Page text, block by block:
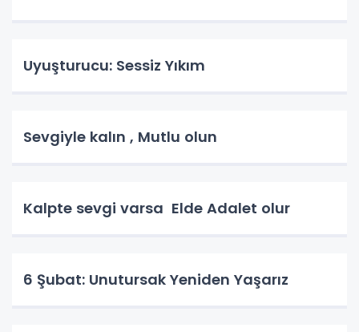
Uyuşturucu: Sessiz Yıkım
Sevgiyle kalın , Mutlu olun
Kalpte sevgi varsa Elde Adalet olur
6 Şubat: Unutursak Yeniden Yaşarız